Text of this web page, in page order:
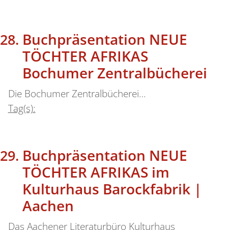
Buchpräsentation NEUE
TÖCHTER AFRIKAS
Bochumer Zentralbücherei
Die Bochumer Zentralbücherei…
Tag(s):
Buchpräsentation NEUE
TÖCHTER AFRIKAS im
Kulturhaus Barockfabrik |
Aachen
Das Aachener Literaturbüro Kulturhaus